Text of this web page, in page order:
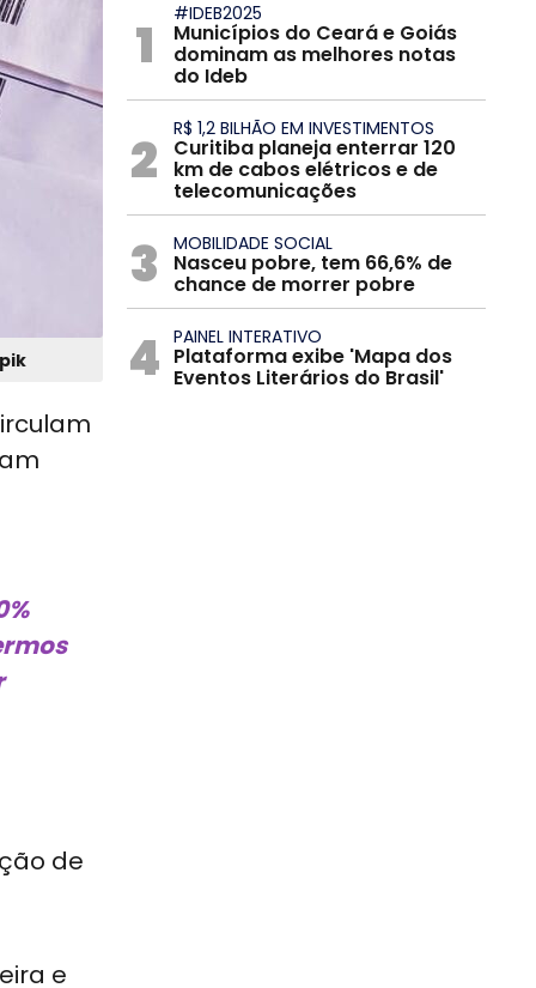
de
e
1 #IDEB2025
Municípios do Ceará e Goiás
dominam as melhores notas
do Ideb
2 R$ 1,2 BILHÃO EM INVESTIMENTOS
Curitiba planeja enterrar 120
km de cabos elétricos e de
telecomunicações
3 MOBILIDADE SOCIAL
Nasceu pobre, tem 66,6% de
chance de morrer pobre
4 PAINEL INTERATIVO
Plataforma exibe 'Mapa dos
Eventos Literários do Brasil'